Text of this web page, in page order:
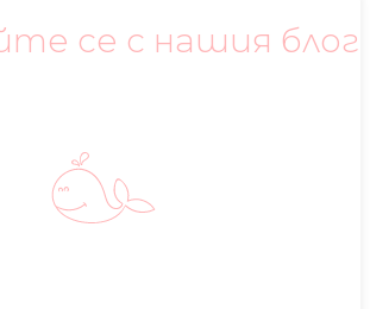
се с нашия блог